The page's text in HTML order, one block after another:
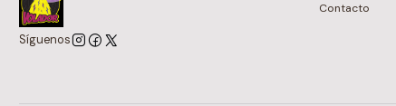
Síguenos
Contacto